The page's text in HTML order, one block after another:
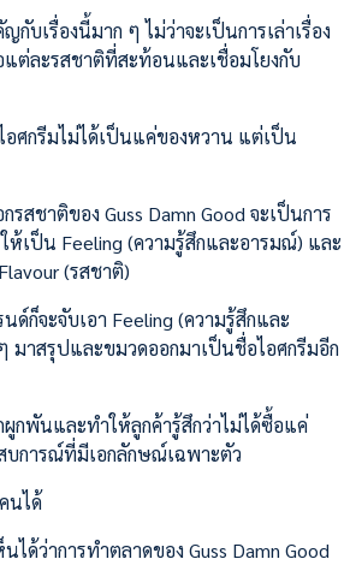
บเรื่องนี้มาก ๆ ไม่ว่าจะเป็นการเล่าเรื่อง
แต่ละรสชาติที่สะท้อนและเชื่อมโยงกับ
ศกรีมไม่ได้เป็นแค่ของหวาน แต่เป็น
รสชาติของ Guss Damn Good จะเป็นการ
ให้เป็น Feeling (ความรู้สึกและอารมณ์) และ
(รสชาติ)
ด์ก็จะจับเอา Feeling (ความรู้สึกและ
มาสรุปและขมวดออกมาเป็นชื่อไอศกรีมอีก
ผูกพันและทำให้ลูกค้ารู้สึกว่าไม่ได้ซื้อแค่
บการณ์ที่มีเอกลักษณ์เฉพาะตัว
นได้
ได้ว่าการทำตลาดของ Guss Damn Good